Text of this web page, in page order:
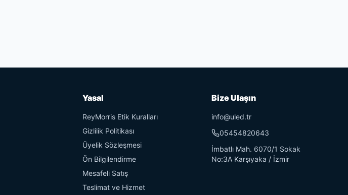
Yasal
ReyMorris Etik Kuralları
Gizlilik Politikası
Üyelik Sözleşmesi
Ön Bilgilendirme
Mesafeli Satış
Teslimat ve Hizmet
Bize Ulaşın
info@uled.tr
05454820643
İmbatlı Mah. 6070/1 Sokak
No:3A Karşıyaka / İzmir